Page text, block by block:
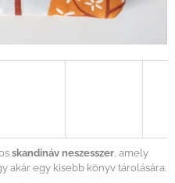
skandináv neszesszer, amely
akár egy kisebb könyv tárolására.